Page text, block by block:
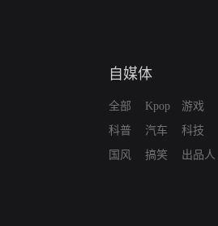
自媒体
全部
科普
国风
Kpop
汽车
搞笑
游戏
科技
出品人